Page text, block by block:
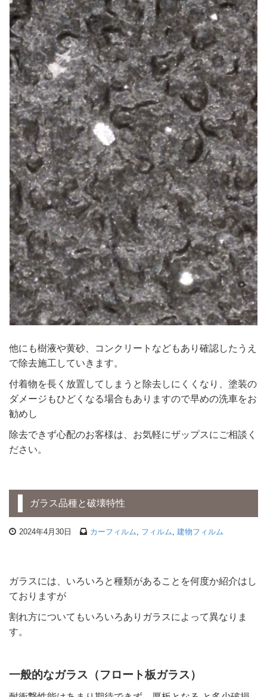
他にも樹液や黄砂、コンクリートなどもあり確認したうえ
で除去施工していきます。
付着物を長く放置してしまうと除去しにくくなり、塗装の
ダメージもひどくなる場合もありますので早めの洗車をお
勧めし
除去できず心配のお客様は、お気軽にザップスにご相談く
ださい。
ガラス品種と破壊特性
2024年4月30日 カーフィルム フィルム 建物フィルム
ガラスには、いろいろと種類があることを何度か紹介はし
ておりますが
割れ方についてもいろいろありガラスによって異なりま
す。
一般的なガラス（フロート板ガラス）